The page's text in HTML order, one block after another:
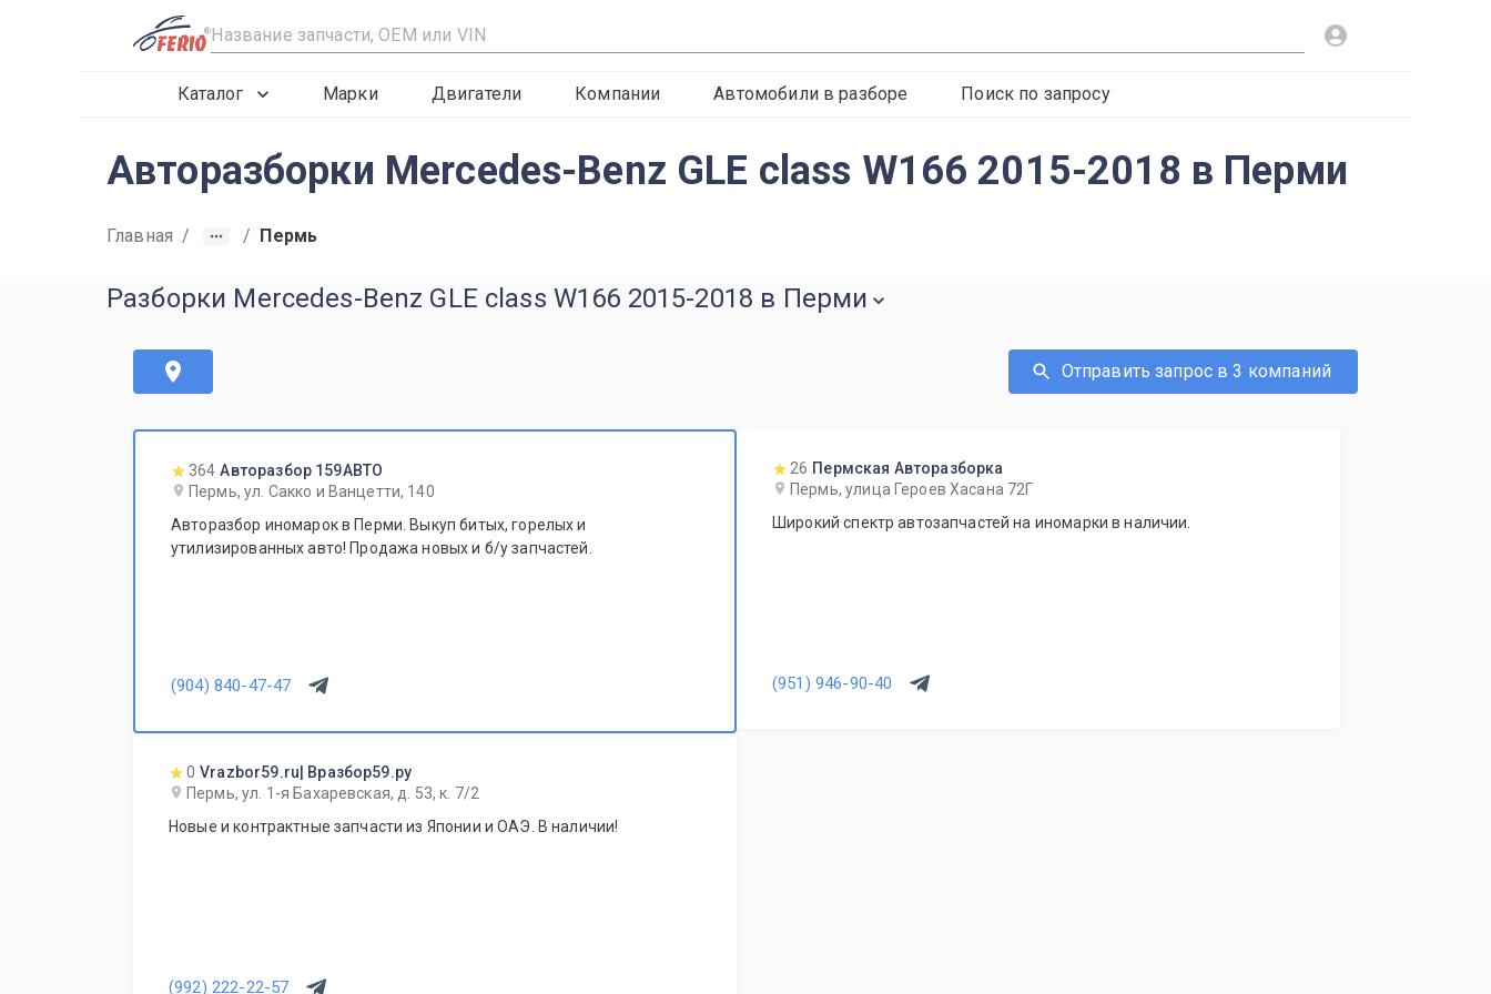
R
Каталог Марки Двигатели Компании Автомобили в разборе Поиск по запросу
Авторазборки Mercedes-Benz GLE class W166 2015-2018 в Перми
Главная / / Пермь
Разборки Mercedes-Benz GLE class W166 2015-2018 в Перми
Отправить запрос в 3 компаний
364 Авторазбор 159АВТО
Пермь, ул. Сакко и Ванцетти, 140
Авторазбор иномарок в Перми. Выкуп битых, горелых и
утилизированных авто! Продажа новых и б/у запчастей.
(904) 840-47-47
26 Пермская Авторазборка
Пермь, улица Героев Хасана 72Г
Широкий спектр автозапчастей на иномарки в наличии.
(951) 946-90-40
0 Vrazbor59.ru| Вразбор59.ру
Пермь, ул. 1-я Бахаревская, д. 53, к. 7/2
Новые и контрактные запчасти из Японии и ОАЭ. В наличии!
(992) 222-22-57